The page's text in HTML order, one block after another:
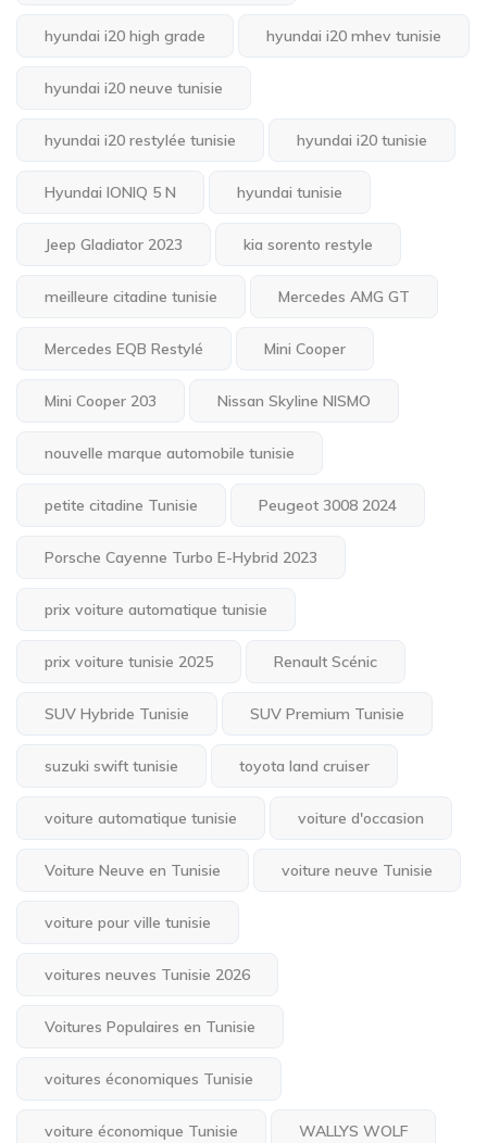
hyundai i20 high grade hyundai i20 mhev tunisie
hyundai i20 neuve tunisie
hyundai i20 restylée tunisie hyundai i20 tunisie
Hyundai IONIQ 5 N hyundai tunisie
Jeep Gladiator 2023 kia sorento restyle
meilleure citadine tunisie Mercedes AMG GT
Mercedes EQB Restylé Mini Cooper
Mini Cooper 203 Nissan Skyline NISMO
nouvelle marque automobile tunisie
petite citadine Tunisie Peugeot 3008 2024
Porsche Cayenne Turbo E-Hybrid 2023
prix voiture automatique tunisie
prix voiture tunisie 2025 Renault Scénic
SUV Hybride Tunisie SUV Premium Tunisie
suzuki swift tunisie toyota land cruiser
voiture automatique tunisie voiture d'occasion
Voiture Neuve en Tunisie voiture neuve Tunisie
voiture pour ville tunisie
voitures neuves Tunisie 2026
Voitures Populaires en Tunisie
voitures économiques Tunisie
voiture économique Tunisie WALLYS WOLF